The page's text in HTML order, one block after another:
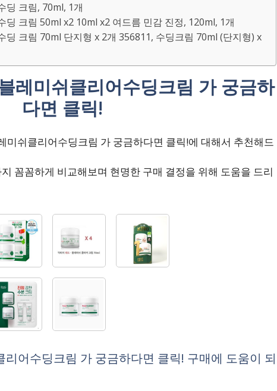
딩 크림, 70ml, 1개
딩 크림 50ml x2 10ml x2 여드름 민감 진정, 120ml, 1개
딩 크림 70ml 단지형 x 2개 356811, 수딩크림 70ml (단지형) x
레미쉬클리어수딩크림 가 궁금하
다면 클릭!
미쉬클리어수딩크림 가 궁금하다면 클릭!에 대해서 추천해드
꼼꼼하게 비교해보며 현명한 구매 결정을 위해 도움을 드리
어수딩크림 가 궁금하다면 클릭! 구매에 도움이 되